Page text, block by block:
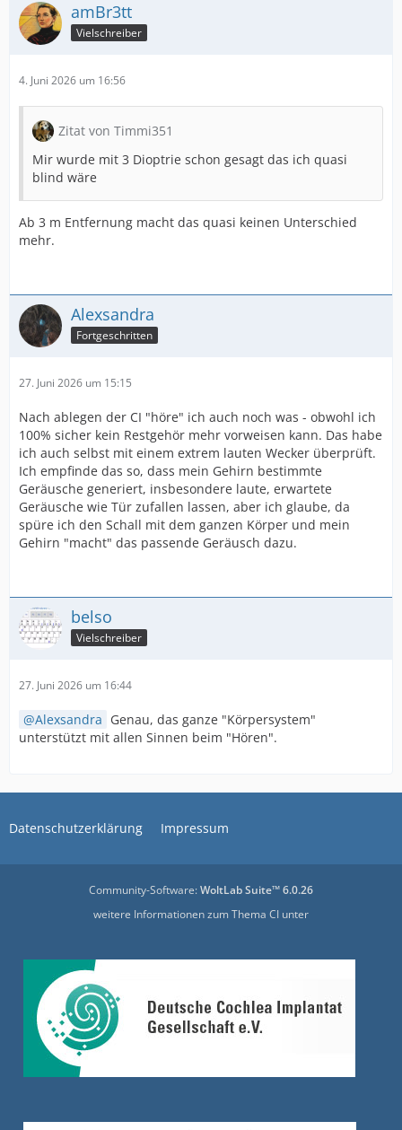
amBr3tt
Vielschreiber
4. Juni 2026 um 16:56
Zitat von Timmi351
Mir wurde mit 3 Dioptrie schon gesagt das ich quasi
blind wäre
Ab 3 m Entfernung macht das quasi keinen Unterschied
mehr.
Alexsandra
Fortgeschritten
27. Juni 2026 um 15:15
Nach ablegen der CI "höre" ich auch noch was - obwohl ich
100% sicher kein Restgehör mehr vorweisen kann. Das habe
ich auch selbst mit einem extrem lauten Wecker überprüft.
Ich empfinde das so, dass mein Gehirn bestimmte
Geräusche generiert, insbesondere laute, erwartete
Geräusche wie Tür zufallen lassen, aber ich glaube, da
spüre ich den Schall mit dem ganzen Körper und mein
Gehirn "macht" das passende Geräusch dazu.
belso
Vielschreiber
27. Juni 2026 um 16:44
Alexsandra Genau, das ganze "Körpersystem"
unterstützt mit allen Sinnen beim "Hören".
Datenschutzerklärung Impressum
Community-Software:WoltLab Suite™ 6.0.26
weitere Informationen zum Thema CI unter